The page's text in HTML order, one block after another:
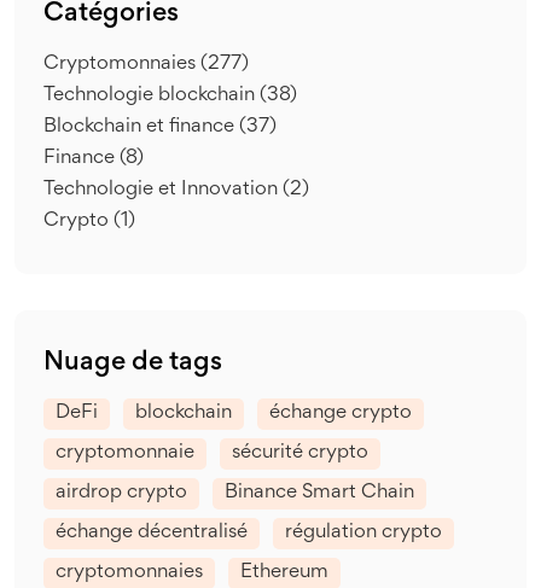
Catégories
Cryptomonnaies (277)
Technologie blockchain (38)
Blockchain et finance (37)
Finance (8)
Technologie et Innovation (2)
Crypto (1)
Nuage de tags
DeFi blockchain échange crypto
cryptomonnaie sécurité crypto
airdrop crypto Binance Smart Chain
échange décentralisé régulation crypto
cryptomonnaies Ethereum